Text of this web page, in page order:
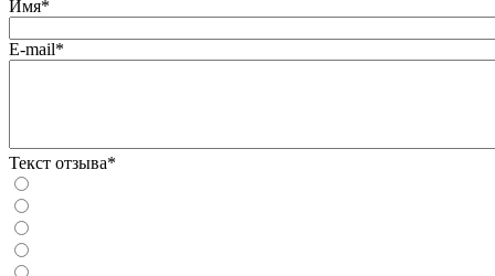
Имя*
E-mail*
Текст отзыва*